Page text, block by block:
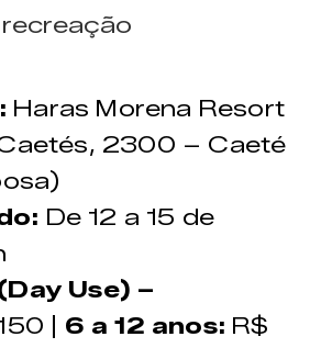
Haras Morena Resort
2300 – Caeté
De 12 a 15 de
Use) –
| 6 a 12 anos: R$